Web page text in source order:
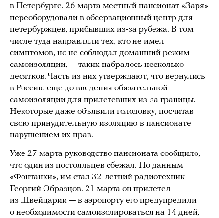
в Петербурге. 26 марта местный пансионат «Заря»
переоборудовали в обсервационный центр для
петербуржцев, прибывших из-за рубежа. В том
числе туда направляли тех, кто не имел
симптомов, но не соблюдал домашний режим
самоизоляции, — таких набралось несколько
десятков. Часть из них утверждают, что вернулись
в Россию еще до введения обязательной
самоизоляции для прилетевших из-за границы.
Некоторые даже объявили голодовку, посчитав
свою принудительную изоляцию в пансионате
нарушением их прав.
Уже 27 марта руководство пансионата сообщило,
что один из постояльцев сбежал. По данным
«Фонтанки», им стал 32-летний радиотехник
Георгий Образцов. 21 марта он прилетел
из Швейцарии — в аэропорту его предупредили
о необходимости самоизолироваться на 14 дней,